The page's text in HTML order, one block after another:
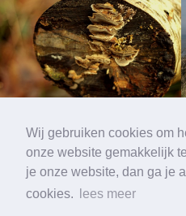
Wij gebruiken cookies om
onze website gemakkelijk
je onze website, dan ga je
cookies.
lees meer